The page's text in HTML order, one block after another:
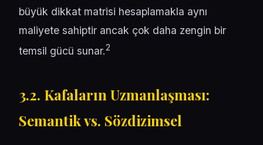
büyük dikkat matrisi hesaplamakla aynı
maliyete sahiptir ancak çok daha zengin bir
temsil gücü sunar.2
3.2. Kafaların Uzmanlaşması:
Semantik vs. Sözdizimsel